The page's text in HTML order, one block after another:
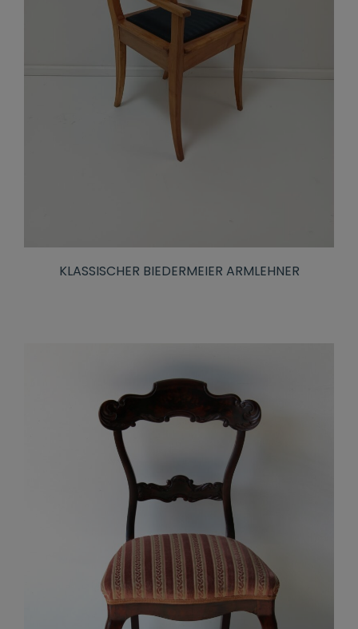
KLASSISCHER BIEDERMEIER ARMLEHNER